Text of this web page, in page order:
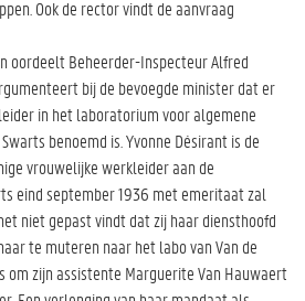
Ook de rector vindt de aanvraag
oordeelt Beheerder-Inspecteur Alfred
bij de bevoegde minister dat er
in het laboratorium voor algemene
benoemd is. Yvonne Désirant is de
vrouwelijke werkleider aan de
eind september 1936 met emeritaat zal
niet gepast vindt dat zij haar diensthoofd
te muteren naar het labo van Van de
om zijn assistente Marguerite Van Hauwaert